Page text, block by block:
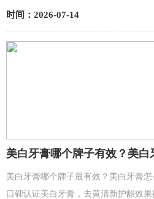
家高端猎头梳理一下。专业度体现在哪
时间：2026-07-14
美白牙膏哪个牌子有效？美
果好
美白牙膏哪个牌子最有效？美白牙膏
口碑认证美白牙膏，去黄清新护龈效